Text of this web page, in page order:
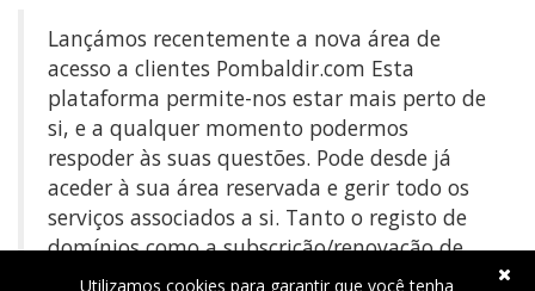
Lançámos recentemente a nova área de
acesso a clientes Pombaldir.com Esta
plataforma permite-nos estar mais perto de
si, e a qualquer momento podermos
respoder às suas questões. Pode desde já
aceder à sua área reservada e gerir todo os
serviços associados a si. Tanto o registo de
domínios como a subscrição/renovação de
hosting está ... Les mer »
Utilizamos cookies para garantir que você tenha